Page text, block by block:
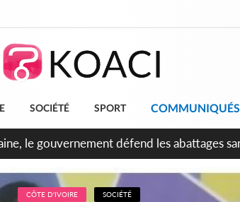
SOCIÉTÉ SPORT COMMUNIQUÉS
le gouvernement défend les abattages
CÔTE D'IVOIRE SOCIÉTÉ